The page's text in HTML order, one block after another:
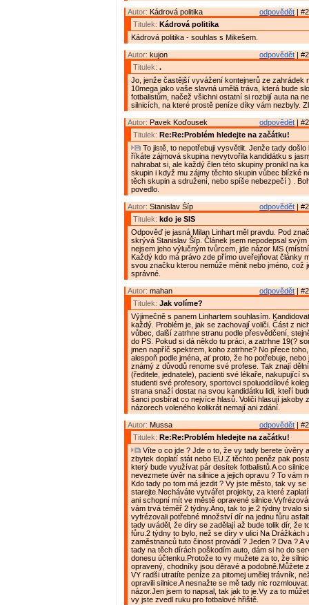
odpovědět |
Autor: Kádrová politika
Titulek: Kádrová politika
Kádrová politika - souhlas s Mikešem.
odpovědět |
Autor: kujon
Titulek: .
Jo, jenže častější vyvážení kontejnerů ze zahrádek
10mega jako vaše slavná umělá tráva, která bude
fotbalistům, načež všichni ostatní si rozbijí auta na
silnicích, na které prostě peníze díky vám nezbyly.
odpovědět |
Autor: Pavek Koďousek
Titulek: Re:Re:Problém hledejte na začátku!
To jistě, to nepotřebuji vysvětlit. Jenže tady
říkáte zájmová skupina nevytvořila kandidátku s
nahrabat si, ale každý člen této skupiny pronikl na
skupin i když mu zájmy těchto skupin vůbec blízké
těch skupin a sdružení, nebo spíše nebezpečí ) .
povedlo.
odpovědět |
Autor: Stanislav Šíp
Titulek: kdo je SIS
Odpověď je jasná Milan Linhart měl pravdu. Pod
skrývá Stanislav Šíp. Článek jsem nepodepsal svým
nejsem jeho výlučným tvůrcem, jde názor MS
Každý kdo má právo zde přímo uveřejňovat články
svou značku kterou nemůže měnit nebo jméno, což
správné.
odpovědět |
Autor: mahan
Titulek: Jak volíme?
Výjimečně s panem Linhartem souhlasím.
každý. Problém je, jak se zachovají voliči. Část z
vůbec, další zatrhne stranu podle přesvědčení,
do PS. Pokud si dá někdo tu práci, a zatrhne 19(?
jmen napříč spektrem, koho zatrhne? No přece
alespoň podle jména, ať proto, že ho potřebuje, nebo
známý z důvodů renome své profese. Tak znají
(ředitele, jednatele), pacienti své lékaře, nakupující
studenti své profesory, sportovci spoluoddílové
strana snaží dostat na svou kandidátku lidi, kteří
šanci posbírat co nejvíce hlasů. Voliči hlasují jakoby
názorech voleného kolikrát nemají ani zdání.
odpovědět |
Autor: Mussa
Titulek: Re:Re:Problém hledejte na začátku!
Víte o co jde ? Jde o to, že vy tady berete úvěry
zbytek doplatí stát nebo EU.Z těchto peněz pak
který bude využívat pár desítek fotbalistů.A co
nevezmete úvěr na silnice a jejich opravu ? To vám
Kdo tady po tom má jezdit ? Vy jste město, tak vy se
starejte.Necháváte vytvářet projekty, za které
ani schopní mít ve městě opravené
vám trvá téměř 2 týdny.Ano, tak to je.2 týdny trvalo
vyfrézovali potřebné množství dír na jednu fůru
tady uváděl, že díry se zadělají až bude tolik dír, že
fůru.2 týdny to bylo, než se díry v ulici Na Drážkách
zaměstnanců tuto činost provádí ? Jeden ? Dva ? A
tady na těch dírách poškodím auto, dám si ho do
donesu účtenku.Protože to vy mužete za to, že
opravený, chodníky jsou děravé a podobně.Můžete
VY radši utratíte peníze za pitomej umělej trávník,
opravili silnice.A nesnažte se mě tady nic
názor.Jen jsem to napsal, tak jak to je.Vy za to
vy jste zvedl ruku pro fotbalové hřiště.